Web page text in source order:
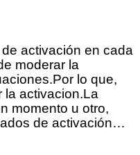
activación en cada
moderar la
lo que,
la activacion.La
momento u otro,
de activación…